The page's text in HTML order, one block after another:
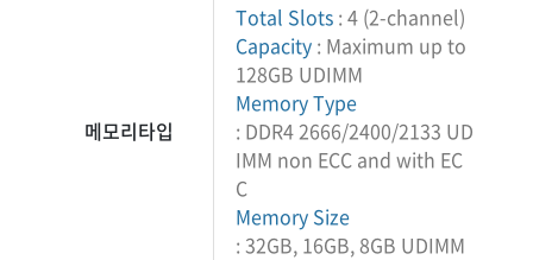
메모리타입
Total Slots : 4 (2-channel)
Capacity : Maximum up to
128GB UDIMM
Memory Type
: DDR4 2666/2400/2133 UD
IMM non ECC and with EC
C
Memory Size
: 32GB, 16GB, 8GB UDIMM